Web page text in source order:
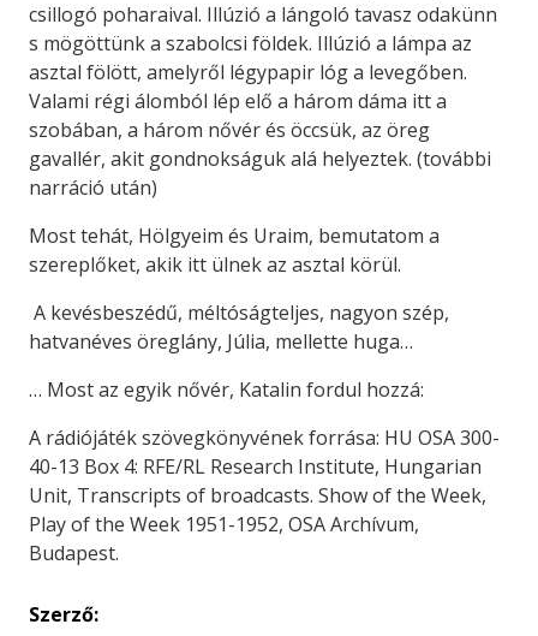
csillogó poharaival. Illúzió a lángoló tavasz odakünn
s mögöttünk a szabolcsi földek. Illúzió a lámpa az
asztal fölött, amelyről légypapir lóg a levegőben.
Valami régi álomból lép elő a három dáma itt a
szobában, a három nővér és öccsük, az öreg
gavallér, akit gondnokságuk alá helyeztek. (további
narráció után)
Most tehát, Hölgyeim és Uraim, bemutatom a
szereplőket, akik itt ülnek az asztal körül.
A kevésbeszédű, méltóságteljes, nagyon szép,
hatvanéves öreglány, Júlia, mellette huga…
… Most az egyik nővér, Katalin fordul hozzá:
A rádiójáték szövegkönyvének forrása: HU OSA 300-
40-13 Box 4: RFE/RL Research Institute, Hungarian
Unit, Transcripts of broadcasts. Show of the Week,
Play of the Week 1951-1952, OSA Archívum,
Budapest.
Szerző: